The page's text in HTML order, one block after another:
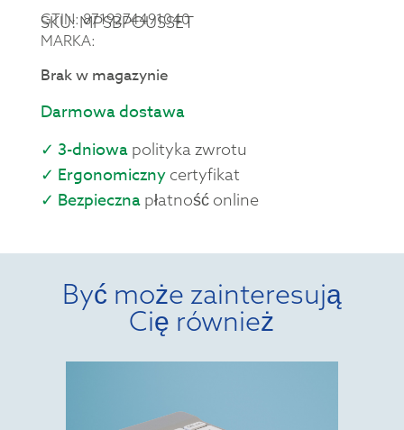
SKU: MPSBPOUSSET
GTIN: 8719274491040
MARKA:
Brak w magazynie
Darmowa dostawa
✓ 3-dniowapolityka zwrotu
✓ Ergonomicznycertyfikat
✓ Bezpiecznapłatność online
Być może zainteresują
Cię również